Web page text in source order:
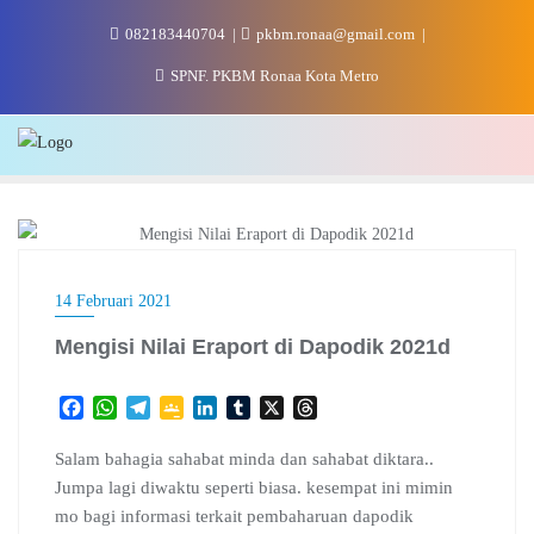
082183440704 pkbm.ronaa@gmail.com
SPNF. PKBM Ronaa Kota Metro
14 Februari 2021
Mengisi Nilai Eraport di Dapodik 2021d
c
b
o
W
a
s
A
l
e
r
G
o
g
e
n
e
d
m
b
r
X
r
d
Salam bahagia sahabat minda dan sahabat diktara..
Jumpa lagi diwaktu seperti biasa. kesempat ini mimin
mo bagi informasi terkait pembaharuan dapodik